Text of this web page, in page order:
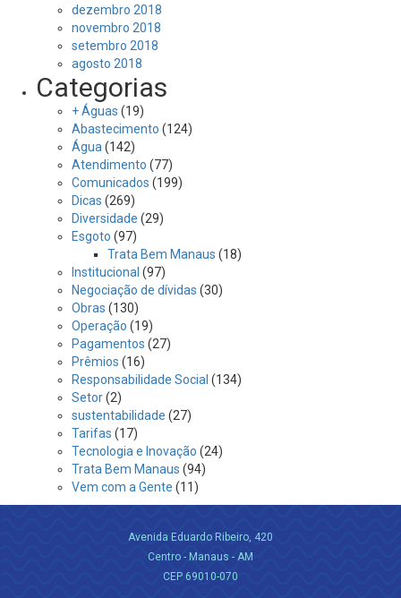
dezembro 2018
novembro 2018
setembro 2018
agosto 2018
Categorias
+ Águas (19)
Abastecimento (124)
Água (142)
Atendimento (77)
Comunicados (199)
Dicas (269)
Diversidade (29)
Esgoto (97)
Trata Bem Manaus (18)
Institucional (97)
Negociação de dívidas (30)
Obras (130)
Operação (19)
Pagamentos (27)
Prêmios (16)
Responsabilidade Social (134)
Setor(2)
sustentabilidade (27)
Tarifas (17)
Tecnologia e Inovação (24)
Trata Bem Manaus (94)
Vem com a Gente (11)
Avenida Eduardo Ribeiro, 420
Centro - Manaus - AM
CEP 69010-070